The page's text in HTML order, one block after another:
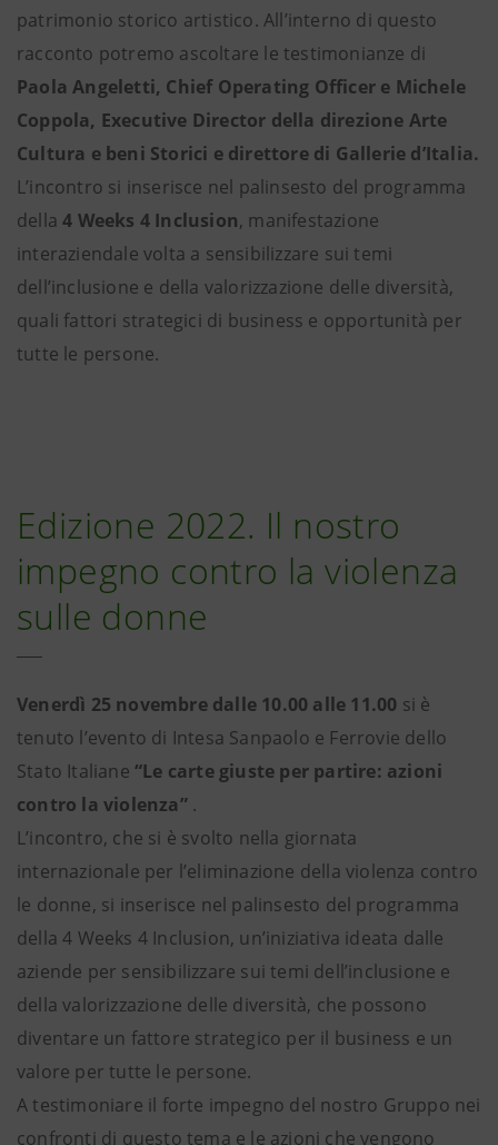
patrimonio storico artistico. All’interno di questo
racconto potremo ascoltare le testimonianze di
Paola Angeletti, Chief Operating Officer e Michele
Coppola, Executive Director della direzione Arte
Cultura e beni Storici e direttore di Gallerie d’Italia.
L’incontro si inserisce nel palinsesto del programma
della4 Weeks 4 Inclusion, manifestazione
interaziendale volta a sensibilizzare sui temi
dell’inclusione e della valorizzazione delle diversità,
quali fattori strategici di business e opportunità per
tutte le persone.
Edizione 2022. Il nostro
impegno contro la violenza
sulle donne
Venerdì 25 novembre dalle 10.00 alle 11.00 si è
tenuto l’evento di Intesa Sanpaolo e Ferrovie dello
Stato Italiane “Le carte giuste per partire: azioni
contro la violenza”.
L’incontro, che si è svolto nella giornata
internazionale per l’eliminazione della violenza contro
le donne, si inserisce nel palinsesto del programma
della 4 Weeks 4 Inclusion, un’iniziativa ideata dalle
aziende per sensibilizzare sui temi dell’inclusione e
della valorizzazione delle diversità, che possono
diventare un fattore strategico per il business e un
valore per tutte le persone.
A testimoniare il forte impegno del nostro Gruppo nei
confronti di questo tema e le azioni che vengono